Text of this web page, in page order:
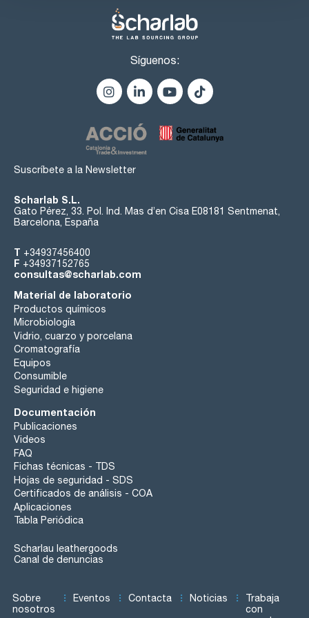
Síguenos:
Suscríbete a la Newsletter
Scharlab S.L.
Gato Pérez, 33. Pol. Ind. Mas d’en Cisa E08181 Sentmenat,
Barcelona, España
T +34937456400
F +34937152765
consultas@scharlab.com
Material de laboratorio
Productos químicos
Microbiología
Vidrio, cuarzo y porcelana
Cromatografía
Equipos
Consumible
Seguridad e higiene
Documentación
Publicaciones
Videos
FAQ
Fichas técnicas - TDS
Hojas de seguridad - SDS
Certificados de análisis - COA
Aplicaciones
Tabla Periódica
Scharlau leathergoods
Canal de denuncias
Sobre
nosotros
Eventos Contacta Noticias
Trabaja
con